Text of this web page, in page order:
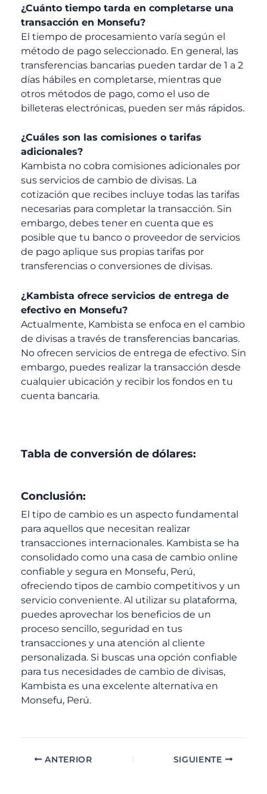
¿Cuánto tiempo tarda en completarse una
transacción en Monsefu?
El tiempo de procesamiento varía según el
método de pago seleccionado. En general, las
transferencias bancarias pueden tardar de 1 a 2
días hábiles en completarse, mientras que
otros métodos de pago, como el uso de
billeteras electrónicas, pueden ser más rápidos.
¿Cuáles son las comisiones o tarifas
adicionales?
Kambista no cobra comisiones adicionales por
sus servicios de cambio de divisas. La
cotización que recibes incluye todas las tarifas
necesarias para completar la transacción. Sin
embargo, debes tener en cuenta que es
posible que tu banco o proveedor de servicios
de pago aplique sus propias tarifas por
transferencias o conversiones de divisas.
¿Kambista ofrece servicios de entrega de
efectivo en Monsefu?
Actualmente, Kambista se enfoca en el cambio
de divisas a través de transferencias bancarias.
No ofrecen servicios de entrega de efectivo. Sin
embargo, puedes realizar la transacción desde
cualquier ubicación y recibir los fondos en tu
cuenta bancaria.
Tabla de conversión de dólares:
Conclusión:
El tipo de cambio es un aspecto fundamental
para aquellos que necesitan realizar
transacciones internacionales. Kambista se ha
consolidado como una casa de cambio online
confiable y segura en Monsefu, Perú,
ofreciendo tipos de cambio competitivos y un
servicio conveniente. Al utilizar su plataforma,
puedes aprovechar los beneficios de un
proceso sencillo, seguridad en tus
transacciones y una atención al cliente
personalizada. Si buscas una opción confiable
para tus necesidades de cambio de divisas,
Kambista es una excelente alternativa en
Monsefu, Perú.
ANTERIOR SIGUIENTE